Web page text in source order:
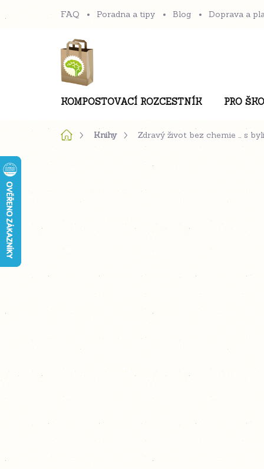
na
FAQ Poradna a tipy Blog Doprava a
KOMPOSTOVACÍ ROZCESTNÍK PRO
DomůKnihy Zdravý život bez chemie … s